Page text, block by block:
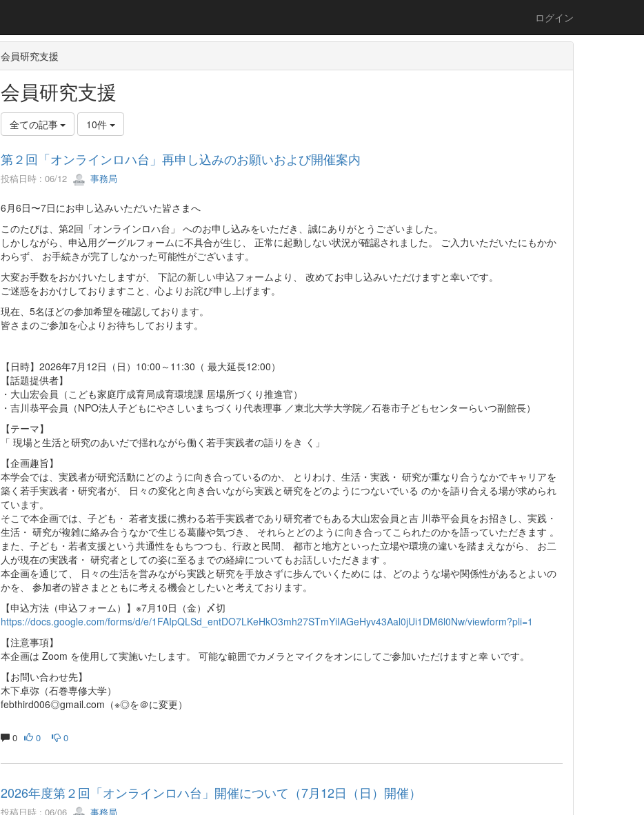
ログイン
会員研究支援
会員研究支援
全ての記事 10件
第２回「オンラインロハ台」再申し込みのお願いおよび開催案内
投稿日時 : 06/12 事務局
6月6日〜7日にお申し込みいただいた皆さまへ
このたびは、第2回「オンラインロハ台」 へのお申し込みをいただき、誠にありがとうございました。
しかしながら、申込用グーグルフォームに不具合が生じ、 正常に起動しない状況が確認されました。 ご入力いただいたにもかか
わらず、 お手続きが完了しなかった可能性がございます。
大変お手数をおかけいたしますが、 下記の新しい申込フォームより、 改めてお申し込みいただけますと幸いです。
ご迷惑をおかけしておりますこと、心よりお詫び申し上げます。
現在、5名ほどの参加希望を確認しております。
皆さまのご参加を心よりお待ちしております。
【日時】2026年7月12日（日）10:00～11:30（ 最大延長12:00）
【話題提供者】
・大山宏会員（こども家庭庁成育局成育環境課 居場所づくり推進官）
・吉川恭平会員（NPO法人子どもにやさしいまちづくり代表理事 ／東北大学大学院／石巻市子どもセンターらいつ副館長）
【テーマ】
「 現場と生活と研究のあいだで揺れながら働く若手実践者の語りをき く」
【企画趣旨】
本学会では、実践者が研究活動にどのように向き合っているのか、 とりわけ、生活・実践・ 研究が重なり合うなかでキャリアを
築く若手実践者・研究者が、 日々の変化と向き合いながら実践と研究をどのようにつないでいる のかを語り合える場が求められ
ています。
そこで本企画では、子ども・ 若者支援に携わる若手実践者であり研究者でもある大山宏会員と吉 川恭平会員をお招きし、実践・
生活・ 研究が複雑に絡み合うなかで生じる葛藤や気づき、 それらとどのように向き合ってこられたのかを語っていただきます 。
また、子ども・若者支援という共通性をもちつつも、行政と民間、 都市と地方といった立場や環境の違いを踏まえながら、 お二
人が現在の実践者・ 研究者としての姿に至るまでの経緯についてもお話しいただきます 。
本企画を通じて、 日々の生活を営みながら実践と研究を手放さずに歩んでいくために は、どのような場や関係性があるとよいの
かを、 参加者の皆さまとともに考える機会としたいと考えております。
【申込方法（申込フォーム）】※7月10日（金）〆切
https://docs.google.com/forms/d/e/1FAIpQLSd_entDO7LKeHkO3mh27STmYiIAGeHyv43Aal0jUi1DM6l0Nw/viewform?pli=1
【注意事項】
本企画は Zoom を使用して実施いたします。 可能な範囲でカメラとマイクをオンにしてご参加いただけますと幸 いです。
【お問い合わせ先】
木下卓弥（石巻専修大学）
febthird006◎gmail.com（※◎を＠に変更）
0 0 0
2026年度第２回「オンラインロハ台」開催について（7月12日（日）開催）
投稿日時 : 06/06 事務局